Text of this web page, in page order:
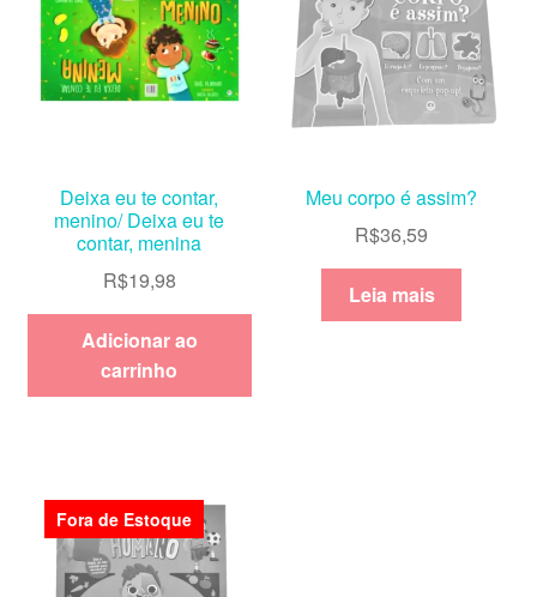
Deixa eu te contar,
menino/ Deixa eu te
contar, menina
R$19,98
Adicionar ao
carrinho
Meu corpo é assim?
R$36,59
Leia mais
Fora de Estoque